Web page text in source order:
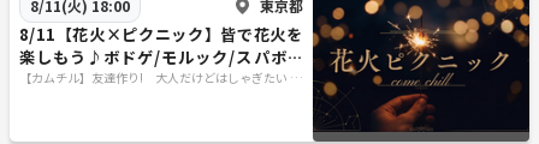
8/11(火) 18:00 東京都
8/11【花火×ピクニック】皆で花火を
楽しもう♪ボドゲ/モルック/スパボも
あるよ！＠大塚/池袋【第1267回】
【カムチル】友達作り! 大人だけどはしゃぎたい ～